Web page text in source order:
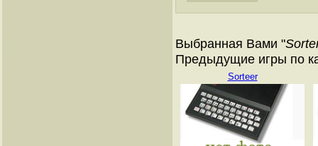
Выбранная Вами "
Предыдущие игры по
Sorteer